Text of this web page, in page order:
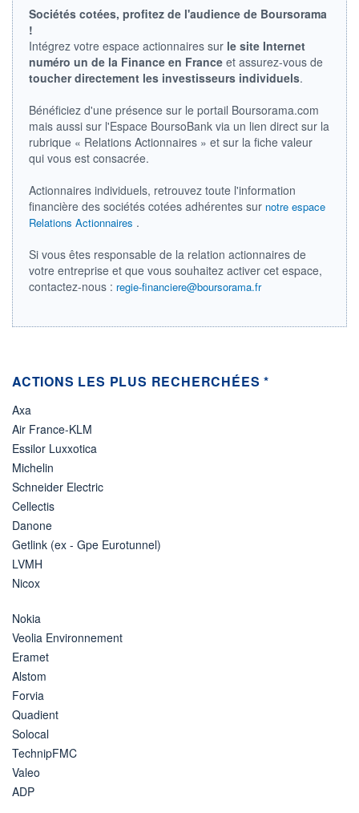
LIMITE À LA
BAISSE
LIMITE À LA
HAUSSE
RENDEMENT
ESTIMÉ 2026
-
PER ESTIMÉ
2026
-
DERNIER
DIVIDENDE
0,00 CHF
DATE
DERNIER
DIVIDENDE
-
PROCHAIN
ÉLIGIBILITÉ
Non éligible
+ PORTEFEUILLE + LISTE
Sociétés cotées, profitez de l'audience de Boursorama
!
Intégrez votre espace actionnaires sur le site Internet
numéro un de la Finance en France et assurez-vous de
toucher directement les investisseurs individuels.
Bénéficiez d'une présence sur le portail Boursorama.com
mais aussi sur l'Espace BoursoBank via un lien direct sur la
rubrique « Relations Actionnaires » et sur la fiche valeur
qui vous est consacrée.
Actionnaires individuels, retrouvez toute l'information
financière des sociétés cotées adhérentes sur notre espace
Relations Actionnaires .
Si vous êtes responsable de la relation actionnaires de
votre entreprise et que vous souhaitez activer cet espace,
contactez-nous : regie-financiere@boursorama.fr
ACTIONS LES PLUS RECHERCHÉES *
Axa
Air France-KLM
Essilor Luxxotica
Michelin
Schneider Electric
Cellectis
Danone
Getlink (ex - Gpe Eurotunnel)
LVMH
Nicox
Nokia
Veolia Environnement
Eramet
Alstom
Forvia
Quadient
Solocal
TechnipFMC
Valeo
ADP